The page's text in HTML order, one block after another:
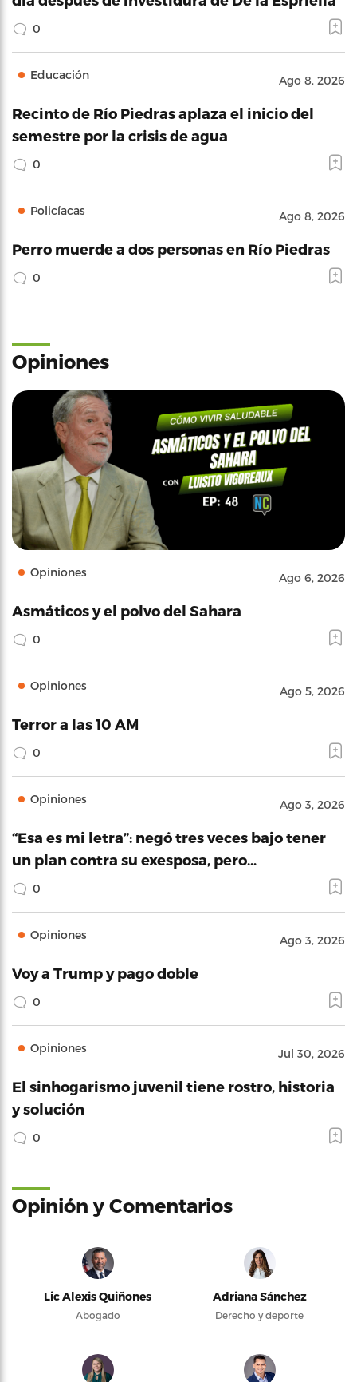
0
Educación Ago 8, 2026
Recinto de Río Piedras aplaza el inicio del
semestre por la crisis de agua
0
Policíacas Ago 8, 2026
Perro muerde a dos personas en Río Piedras
0
Opiniones
Opiniones Ago 6, 2026
Asmáticos y el polvo del Sahara
0
Opiniones Ago 5, 2026
Terror a las 10 AM
0
Opiniones Ago 3, 2026
“Esa es mi letra”: negó tres veces bajo tener
un plan contra su exesposa, pero…
0
Opiniones Ago 3, 2026
Voy a Trump y pago doble
0
Opiniones Jul 30, 2026
El sinhogarismo juvenil tiene rostro, historia
y solución
0
Opinión y Comentarios
Lic Alexis Quiñones
Abogado
Adriana Sánchez
Derecho y deporte